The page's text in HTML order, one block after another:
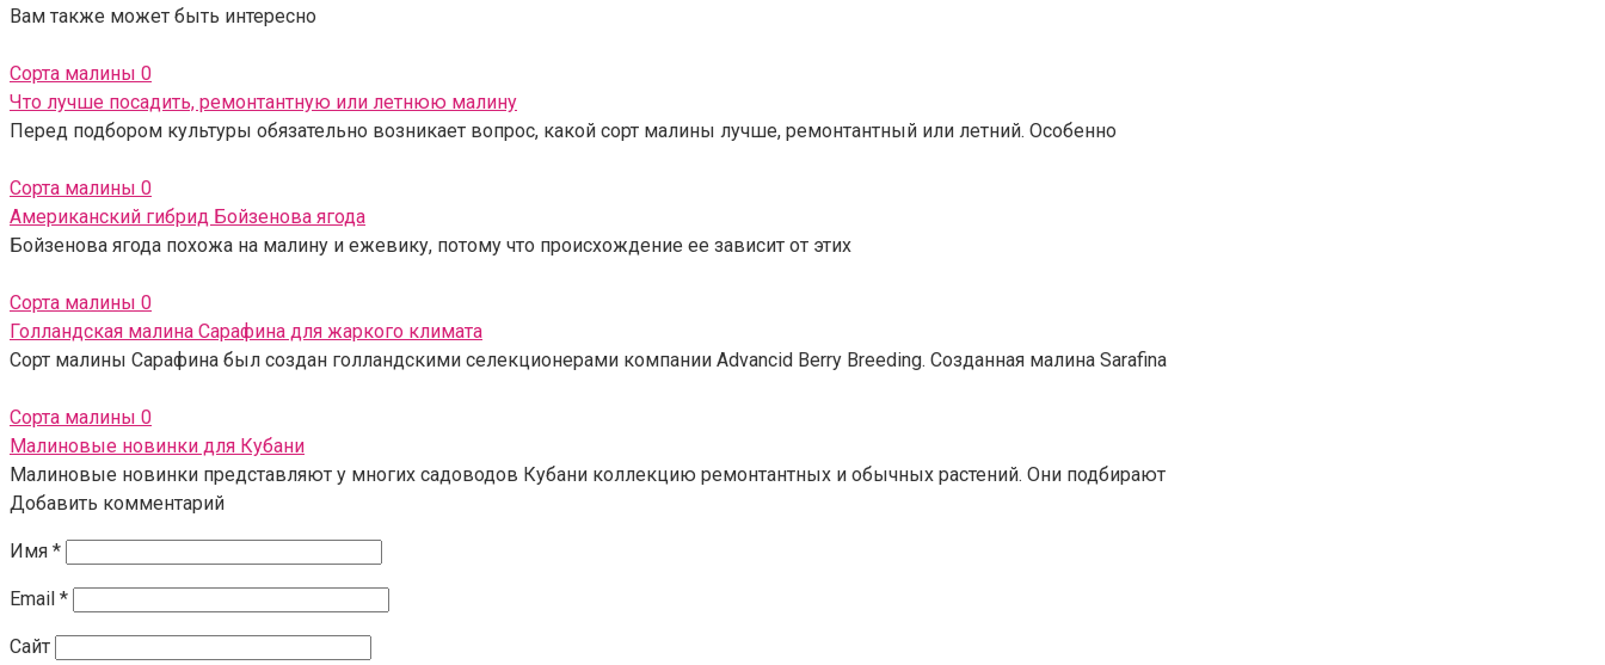
Вам также может быть интересно
Сорта малины 0
Что лучше посадить, ремонтантную или летнюю малину
Перед подбором культуры обязательно возникает вопрос, какой сорт малины лучше, ремонтантный или летний. Особенно
Сорта малины 0
Американский гибрид Бойзенова ягода
Бойзенова ягода похожа на малину и ежевику, потому что происхождение ее зависит от этих
Сорта малины 0
Голландская малина Сарафина для жаркого климата
Сорт малины Сарафина был создан голландскими селекционерами компании Advancid Berry Breeding. Созданная малина Sarafina
Сорта малины 0
Малиновые новинки для Кубани
Малиновые новинки представляют у многих садоводов Кубани коллекцию ремонтантных и обычных растений. Они подбирают
Добавить комментарий
Имя *
Email *
Сайт